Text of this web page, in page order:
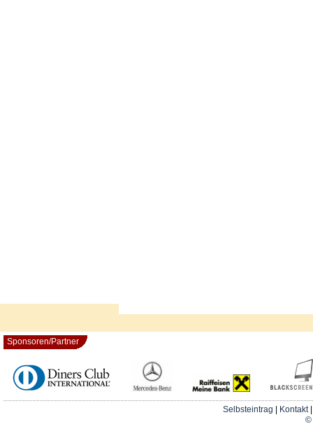
Sponsoren/Partner
Selbsteintrag Kontakt
©